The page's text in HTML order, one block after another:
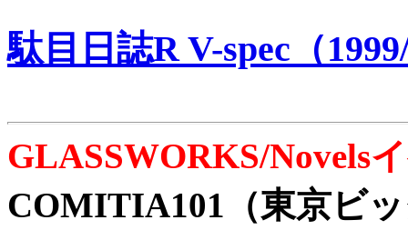
駄目日誌R V-spec（
GLASSWORKS/Novels
COMITIA101（東京ビ